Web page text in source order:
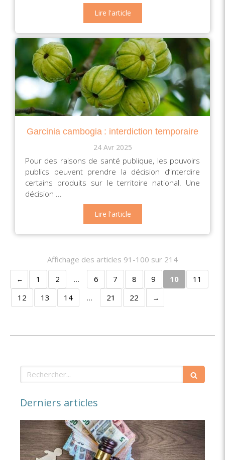
Lire l'article
Garcinia cambogia : interdiction temporaire
24 Avr 2025
Pour des raisons de santé publique, les pouvoirs
publics peuvent prendre la décision d’interdire
certains produits sur le territoire national. Une
décision ...
Lire l'article
Affichage des articles 91-100 sur 214
1
2 … 6 7 8 9 10
11
12
13 14 … 21 22
Rechercher
Derniers articles